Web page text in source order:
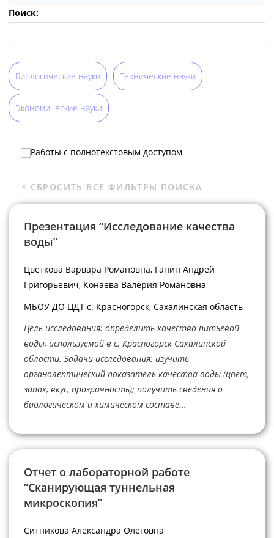
Поиск:
Биологические науки Технические науки
Экономические науки
Работы с полнотекстовым доступом
Презентация “Исследование качества
воды”
Цветкова Варвара Романовна, Ганин Андрей
Григорьевич, Конаева Валерия Романовна
МБОУ ДО ЦДТ с. Красногорск, Сахалинская область
Цель исследования: определить качество питьевой
воды, используемой в с. Красногорск Сахалинской
области. Задачи исследования: изучить
органолептический показатель качества воды (цвет,
запах, вкус, прозрачность); получить сведения о
биологическом и химическом составе...
Отчет о лабораторной работе
“Сканирующая туннельная
микроскопия”
Ситникова Александра Олеговна